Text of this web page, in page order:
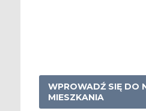
WPROWADŹ SIĘ DO
MIESZKANIA